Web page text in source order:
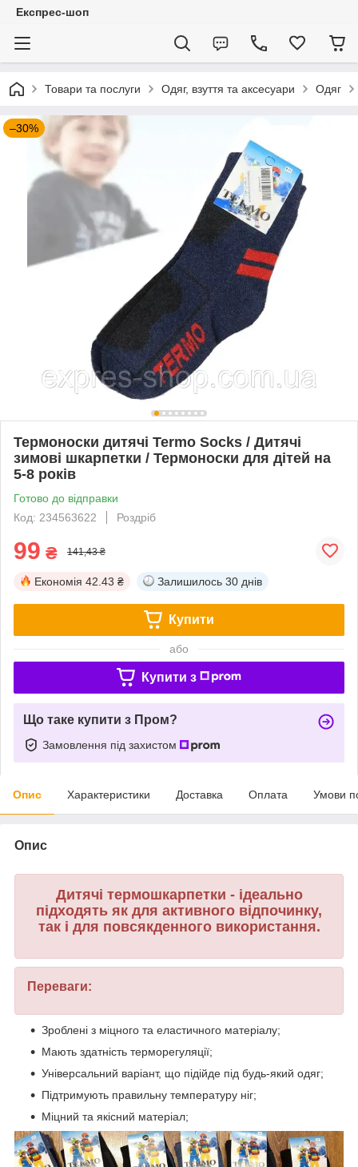
Експрес-шоп
Товари та послуги Одяг, взуття та аксесуари Одяг
–30%
Термоноски дитячі Termo Socks / Дитячі
зимові шкарпетки / Термоноски для дітей на
5-8 років
Готово до відправки
Код: 234563622
Роздріб
99 ₴ 141,43 ₴
Економія 42.43 ₴ Залишилось 30 днів
Купити
або
Купити з
Що таке купити з Пром?
Замовлення під захистом
Опис Характеристики Доставка Оплата Умови
Опис
Дитячі термошкарпетки - ідеально
підходять як для активного відпочинку,
так і для повсякденного використання.
Переваги:
Зроблені з міцного та еластичного матеріалу;
Мають здатність терморегуляції;
Універсальний варіант, що підійде під будь-який одяг;
Підтримують правильну температуру ніг;
Міцний та якісний матеріал;